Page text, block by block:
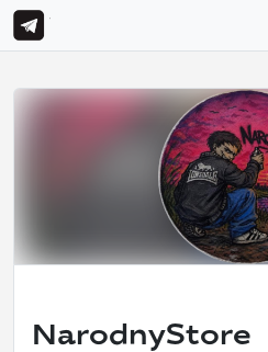
NarodnyStore